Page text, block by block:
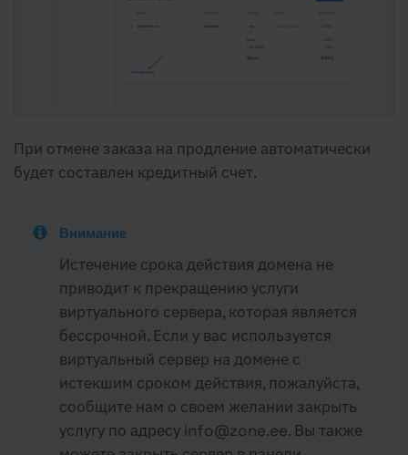
При отмене заказа на продление автоматически
будет составлен кредитный счет.
Внимание
Истечение срока действия домена не
приводит к прекращению услуги
виртуального сервера, которая является
бессрочной. Если у вас используется
виртуальный сервер на домене с
истекшим сроком действия, пожалуйста,
сообщите нам о своем желании закрыть
услугу по адресу info@zone.ee. Вы также